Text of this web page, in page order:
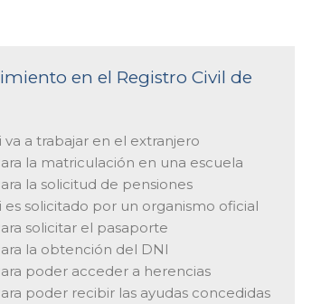
en el Registro Civil de
va a trabajar en el extranjero
la matriculación en una escuela
la solicitud de pensiones
es solicitado por un organismo oficial
solicitar el pasaporte
la obtención del DNI
poder acceder a herencias
poder recibir las ayudas concedidas